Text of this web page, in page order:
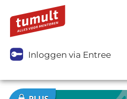
Inloggen via Entree